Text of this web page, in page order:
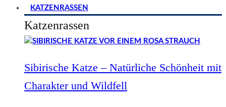
KATZENRASSEN
Katzenrassen
Sibirische Katze – Natürliche Schönheit mit
Charakter und Wildfell